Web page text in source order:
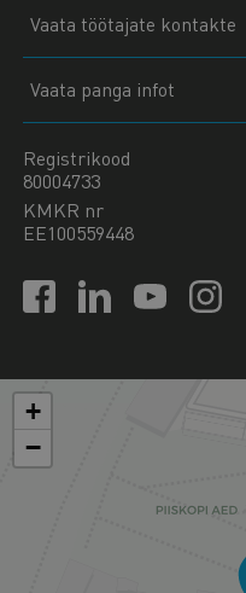
Vaata töötajate kontakte
Vaata panga infot
Registrikood
80004733
KMKR nr
EE100559448
+
−